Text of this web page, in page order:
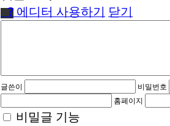
●? 에디터 사용하기 닫기
글쓴이
비밀번호
홈페이지
비밀글 기능